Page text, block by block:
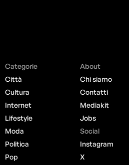
Categorie
Città
Cultura
Internet
Lifestyle
Moda
Politica
Pop
About
Chi siamo
Contatti
Mediakit
Jobs
Social
Instagram
X